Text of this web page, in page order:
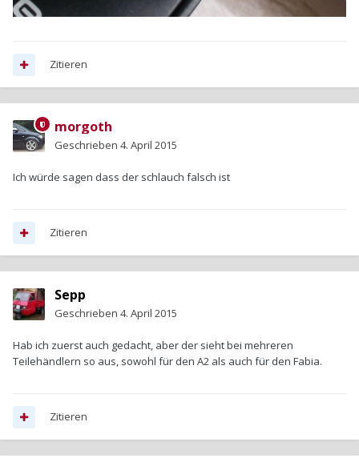
Zitieren
morgoth
Geschrieben 4. April 2015
Ich würde sagen dass der schlauch falsch ist
Zitieren
Sepp
Geschrieben 4. April 2015
Hab ich zuerst auch gedacht, aber der sieht bei mehreren
Teilehändlern so aus, sowohl für den A2 als auch für den Fabia.
Zitieren